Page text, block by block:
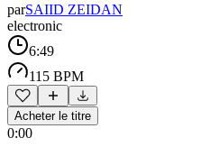
parSAIID ZEIDAN
electronic
6:49
115 BPM
Acheter le titre
0:00